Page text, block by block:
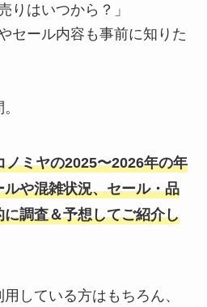
りはいつから？」
セール内容も事前に知りた
ノミヤの2025〜2026年の年
や混雑状況、セール・品
調査＆予想してご紹介し
している方はもちろん、